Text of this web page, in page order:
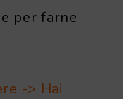
per farne
-> Hai